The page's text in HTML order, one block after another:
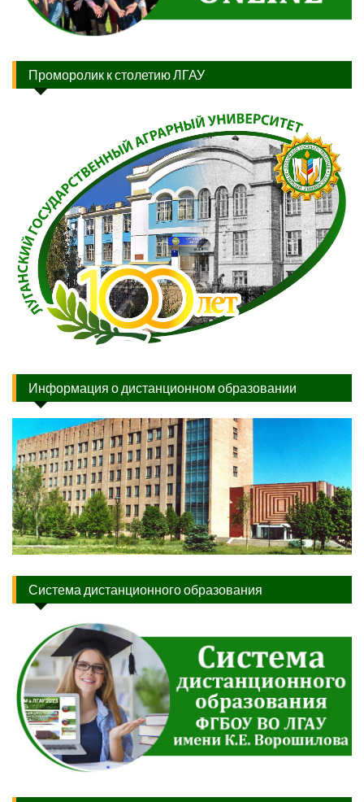
Проморолик к столетию ЛГАУ
Информация о дистанционном образовании
Система дистанционного образования